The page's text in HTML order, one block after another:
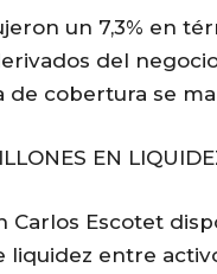
un 7,3% en
del
de cobertura se
EN
Carlos Escotet
liquidez entre